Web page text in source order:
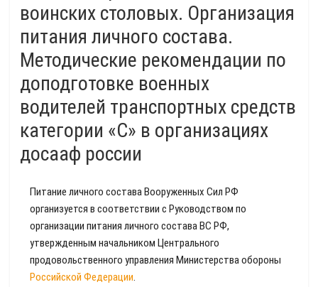
воинских столовых. Организация
питания личного состава.
Методические рекомендации по
доподготовке военных
водителей транспортных средств
категории «С» в организациях
досааф россии
Питание личного состава Вооруженных Сил РФ
организуется в соответствии с Руководством по
организации питания личного состава BC РФ,
утвержденным начальником Центрального
продовольственного управления Министерства обороны
Российской Федерации.